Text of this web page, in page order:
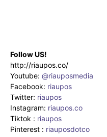
Follow US!
http://riaupos.co/
Youtube: @riauposmedia
Facebook: riaupos
Twitter: riaupos
Instagram: riaupos.co
Tiktok : riaupos
Pinterest : riauposdotco